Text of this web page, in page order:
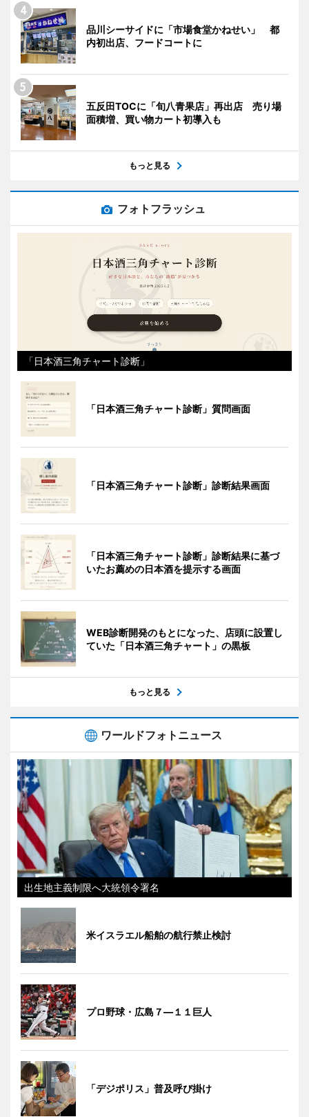
品川シーサイドに「市場食堂かねせい」 都
内初出店、フードコートに
五反田TOCに「旬八青果店」再出店 売り場
面積増、買い物カート初導入も
もっと見る
フォトフラッシュ
「日本酒三角チャート診断」
「日本酒三角チャート診断」質問画面
「日本酒三角チャート診断」診断結果画面
「日本酒三角チャート診断」診断結果に基づ
いたお薦めの日本酒を提示する画面
WEB診断開発のもとになった、店頭に設置し
ていた「日本酒三角チャート」の黒板
もっと見る
ワールドフォトニュース
出生地主義制限へ大統領令署名
米イスラエル船舶の航行禁止検討
プロ野球・広島７―１１巨人
「デジポリス」普及呼び掛け